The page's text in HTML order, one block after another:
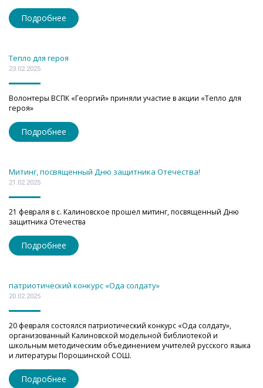
Подробнее
Тепло для героя
23.02.2025
Волонтеры ВСПК «Георгий» приняли участие в акции «Тепло для
героя»
Подробнее
Митинг, посвященный Дню защитника Отечества!
21.02.2025
21 февраля в с. Калиновское прошел митинг, посвященный Дню
защитника Отечества
Подробнее
патриотический конкурс «Ода солдату»
20.02.2025
20 февраля состоялся патриотический конкурс «Ода солдату»,
организованный Калиновской модельной библиотекой и
школьным методическим объединением учителей русского языка
и литературы Порошинской СОШ.
Подробнее